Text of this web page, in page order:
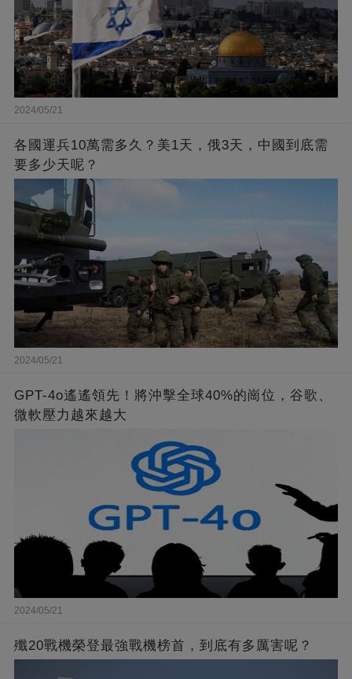
2024/05/21
各國運兵10萬需多久？美1天，俄3天，中國到底需
要多少天呢？
2024/05/21
GPT-4o遙遙領先！將沖擊全球40%的崗位，谷歌、
微軟壓力越來越大
2024/05/21
殲20戰機榮登最強戰機榜首，到底有多厲害呢？